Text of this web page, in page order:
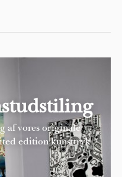
af vores originale
edition kunsttryk